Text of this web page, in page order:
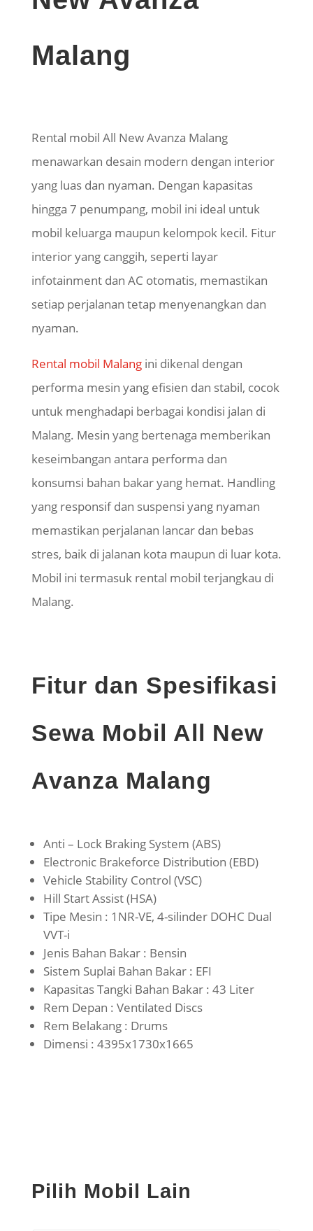
Malang
Rental mobil All New Avanza Malang
menawarkan desain modern dengan interior
yang luas dan nyaman. Dengan kapasitas
hingga 7 penumpang, mobil ini ideal untuk
mobil keluarga maupun kelompok kecil. Fitur
interior yang canggih, seperti layar
infotainment dan AC otomatis, memastikan
setiap perjalanan tetap menyenangkan dan
nyaman.
Rental mobil Malangini dikenal dengan
performa mesin yang efisien dan stabil, cocok
untuk menghadapi berbagai kondisi jalan di
Malang. Mesin yang bertenaga memberikan
keseimbangan antara performa dan
konsumsi bahan bakar yang hemat. Handling
yang responsif dan suspensi yang nyaman
memastikan perjalanan lancar dan bebas
stres, baik di jalanan kota maupun di luar kota.
Mobil ini termasuk rental mobil terjangkau di
Malang.
Fitur dan Spesifikasi
Sewa Mobil All New
Avanza Malang
Anti – Lock Braking System (ABS)
Electronic Brakeforce Distribution (EBD)
Vehicle Stability Control (VSC)
Hill Start Assist (HSA)
Tipe Mesin : 1NR-VE, 4-silinder DOHC Dual
VVT-i
Jenis Bahan Bakar : Bensin
Sistem Suplai Bahan Bakar : EFI
Kapasitas Tangki Bahan Bakar : 43 Liter
Rem Depan : Ventilated Discs
Rem Belakang : Drums
Dimensi : 4395x1730x1665
Pilih Mobil Lain